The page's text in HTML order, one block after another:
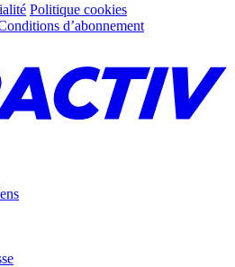
Politique cookies
d’abonnement